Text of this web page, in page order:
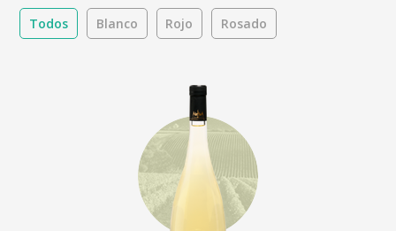
Todos Blanco Rojo Rosado